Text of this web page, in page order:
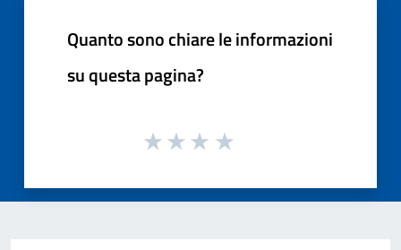
Quanto sono chiare le informazioni
su questa pagina?